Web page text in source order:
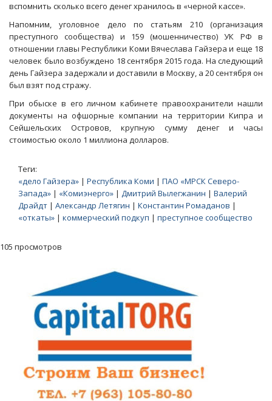
вспомнить сколько всего денег хранилось в «черной кассе».
Напомним, уголовное дело по статьям 210 (организация
преступного сообщества) и 159 (мошенничество) УК РФ в
отношении главы Республики Коми Вячеслава Гайзера и еще 18
человек было возбуждено 18 сентября 2015 года. На следующий
день Гайзера задержали и доставили в Москву, а 20 сентября он
был взят под стражу.
При обыске в его личном кабинете правоохранители нашли
документы на офшорные компании на территории Кипра и
Сейшельских Островов, крупную сумму денег и часы
стоимостью около 1 миллиона долларов.
Теги:
«дело Гайзера» | Республика Коми | ПАО «МРСК Северо-
Запада» | «Комиэнерго» | Дмитрий Вылегжанин | Валерий
Драйдт | Александр Летягин | Константин Ромаданов |
«откаты» | коммерческий подкуп | преступное сообщество
105 просмотров